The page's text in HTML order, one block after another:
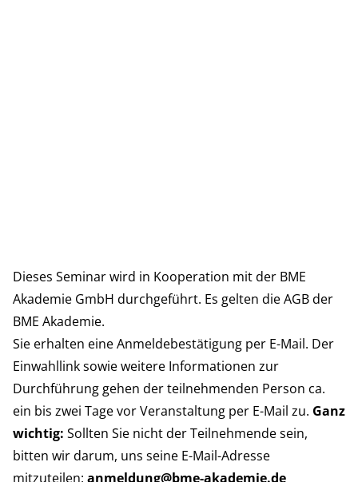
Erstellen von Online-Formularen.
VERWENDUNG ERLAUBEN
Dieses Seminar wird in Kooperation mit der BME
Akademie GmbH durchgeführt. Es gelten dieAGB der
BME Akademie.
Sie erhalten eine Anmeldebestätigung per E-Mail. Der
Einwahllink sowie weitere Informationen zur
Durchführung gehen der teilnehmenden Person ca.
ein bis zwei Tage vor Veranstaltung per E-Mail zu. Ganz
wichtig: Sollten Sie nicht der Teilnehmende sein,
bitten wir darum, uns seine E-Mail-Adresse
mitzuteilen: anmeldung@bme-akademie.de